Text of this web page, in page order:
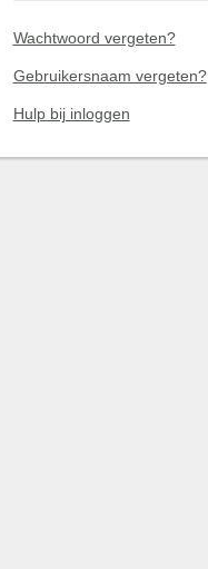
Wachtwoord vergeten?
Gebruikersnaam vergeten?
Hulp bij inloggen